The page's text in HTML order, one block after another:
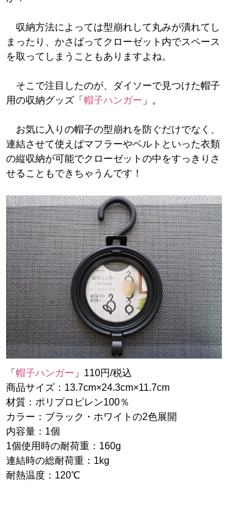
収納方法によっては型崩れして丸みが潰れてし
まったり、かさばってクローゼット内でスペース
を取ってしまうこともありますよね。
そこで注目したのが、ダイソーで見つけた帽子
用の収納グッズ「 帽子ハンガー 」。
お気に入りの帽子の型崩れを防ぐだけでなく、
連結させて使えばマフラーやベルトといった衣類
の縦収納が可能でクローゼットの中をすっきりさ
せることもできちゃうんです！
「 帽子ハンガー 」110円/税込
商品サイズ：13.7cm×24.3cm×11.7cm
材質：ポリプロピレン100％
カラー：ブラック・ホワイトの2色展開
内容量：1個
1個使用時の耐荷重：160g
連結時の総耐荷重：1kg
耐熱温度：120℃